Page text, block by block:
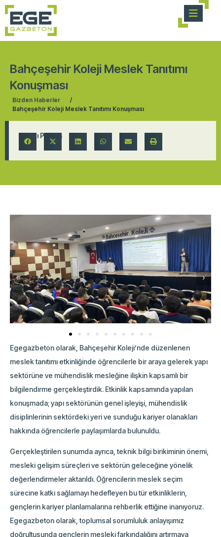
Bahçeşehir Koleji Meslek Tanıtımı
Konuşması
Bizden Haberler
/
Bahçeşehir Koleji Meslek Tanıtımı Konuşması
Yazıyı Paylaş
Egegazbeton olarak, Bahçeşehir Koleji’nde düzenlenen
meslek tanıtımı etkinliğinde öğrencilerle bir araya gelerek yapı
sektörüne ve mühendislik mesleğine ilişkin kapsamlı bir
bilgilendirme gerçekleştirdik. Etkinlik kapsamında yapılan
konuşmada; yapı sektörünün genel işleyişi, mühendislik
disiplinlerinin sektördeki yeri ve sunduğu kariyer olanakları
hakkında öğrencilerle paylaşımlarda bulunuldu.
Gerçekleştirilen sunumda ayrıca, teknik bilgi birikiminin önemi,
mesleki gelişim süreçleri ve sektörün geleceğine yönelik
değerlendirmeler aktarıldı. Öğrencilerin meslek seçim
sürecine katkı sağlamayı hedefleyen bu tür etkinliklerin,
gençlerin kariyer planlamalarına rehberlik ettiğine inanıyoruz.
Egegazbeton olarak, toplumsal sorumluluk anlayışımız
doğrultusunda gençlerin mesleki farkındalığını artırmaya